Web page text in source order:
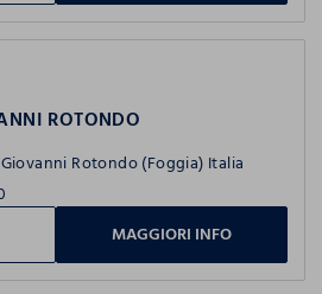
ROTONDO
Rotondo (Foggia) Italia
MAGGIORI INFO